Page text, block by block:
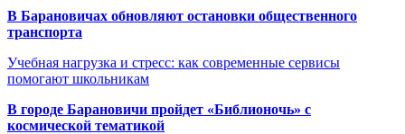
В Барановичах обновляют остановки общественного
транспорта
Учебная нагрузка и стресс: как современные сервисы
помогают школьникам
В городе Барановичи пройдет «Библионочь» с
космической тематикой